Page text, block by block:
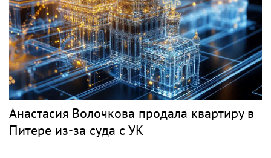
Анастасия Волочкова продала квартиру в
Питере из-за суда с УК